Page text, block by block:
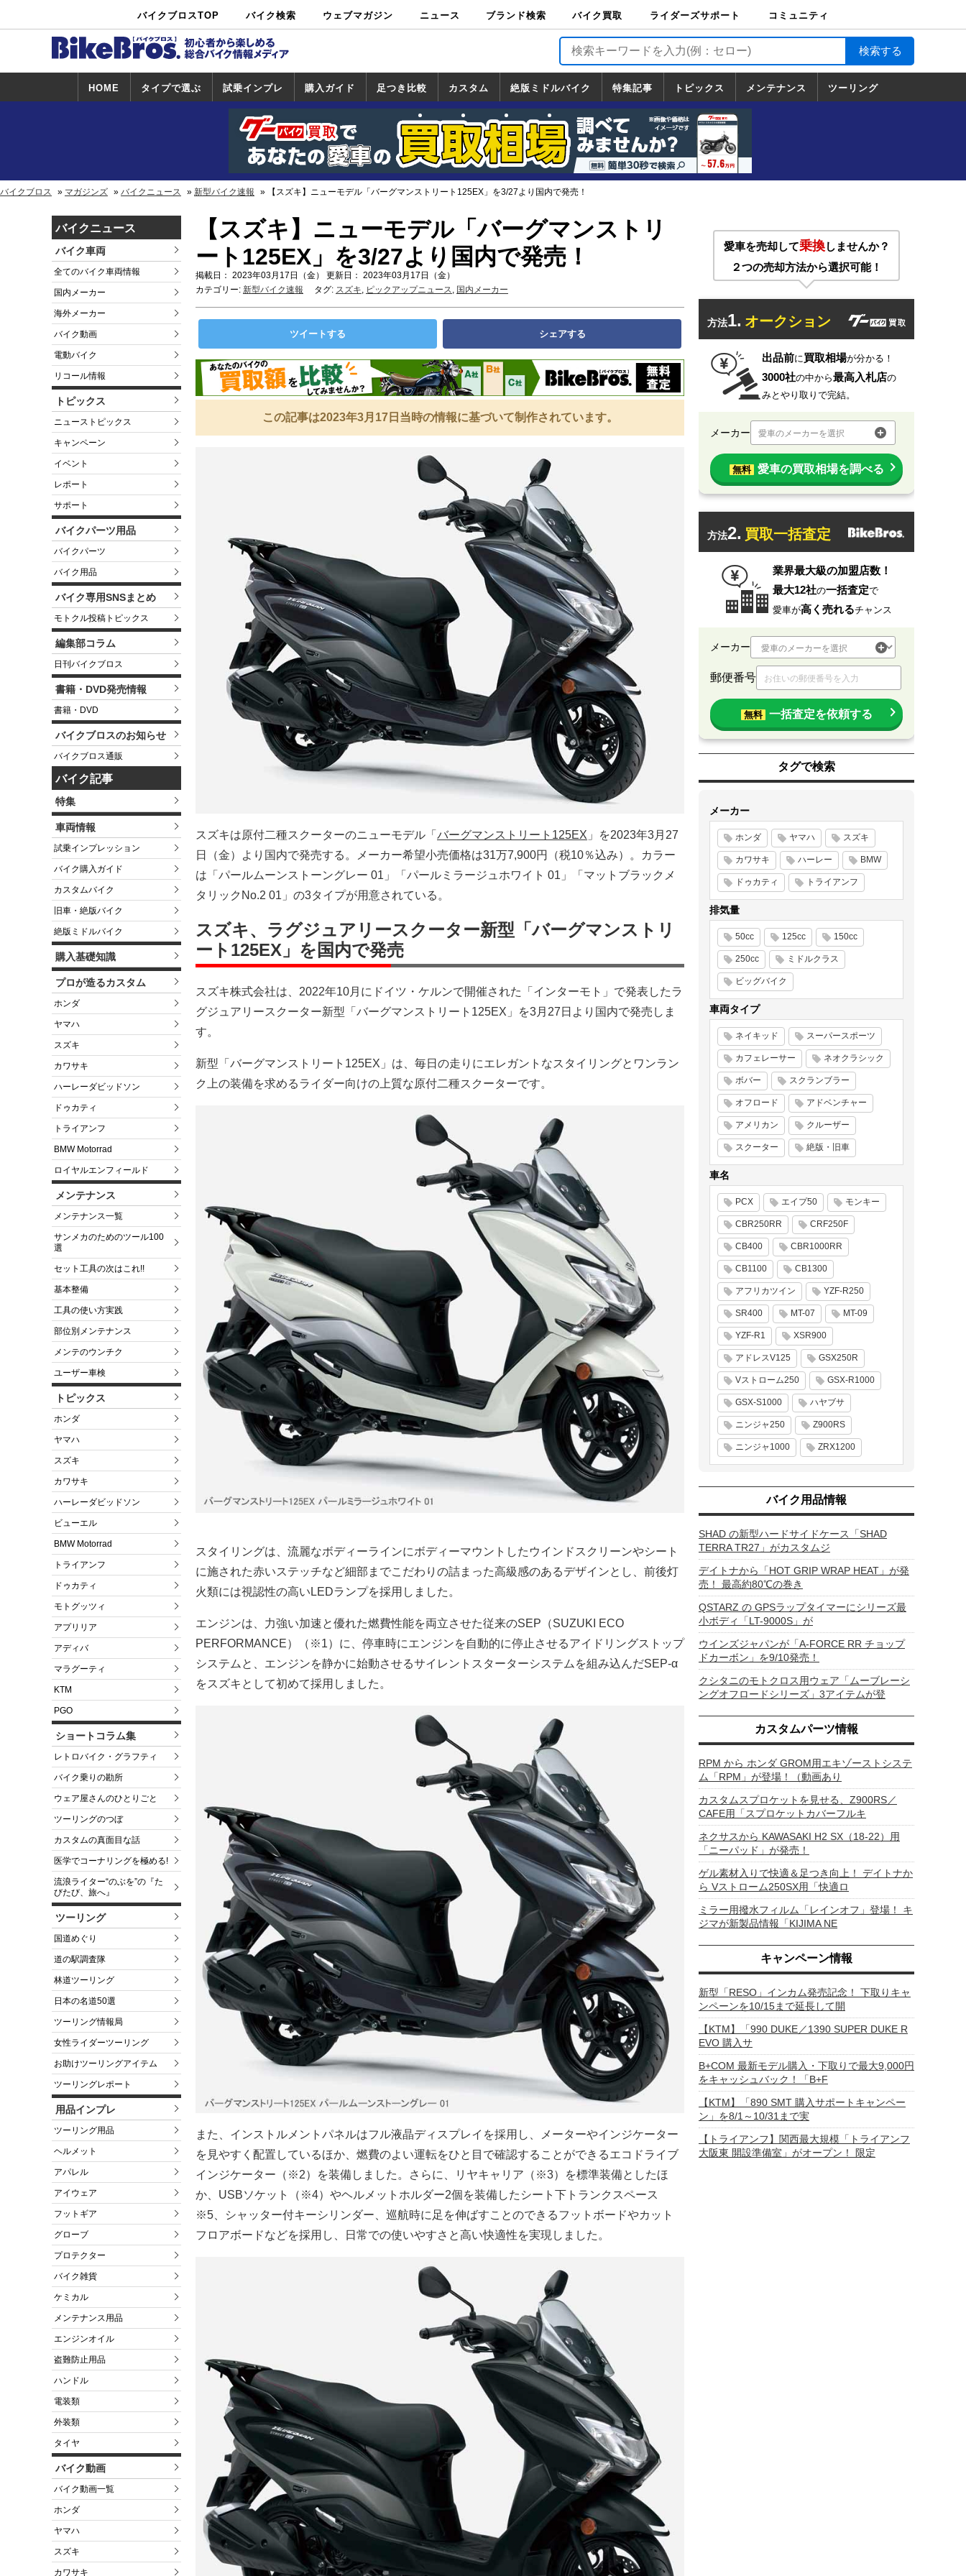
バイクブロスTOP バイク検索
中古バイ
ク・新車検
カタログ検
索
ショップ検
索
ウェブマガジン ニュース ブランド検索 バイク買取
バイク買取
ライダーズサポート
ライダーズサポート
TOP
バイク輸送
バイクガレージライ
フ
バイク車両保険
ロードサービス
バイク試乗
コミュニティ
HOME タイプで選ぶ 試乗インプレ
試乗インプレ
一覧
ホンダ
ヤマハ
スズキ
カワサキ
ハーレー
BMW
トライアンフ
ドゥカティ
購入ガイド
一覧
足つき比較 カスタム
カスタム
一覧
ホンダ
ヤマハ
スズキ
カワサキ
絶版ミドルバイク
絶版ミドルバイク
一覧
ホンダ
ヤマハ
スズキ
カワサキ
特集記事 トピックス
トピックス
一覧
ホンダ
ヤマハ
スズキ
カワサキ
ハーレーダ
ビッドソン
BMW
ドゥカティ
トライアン
フ
メンテナンス ツーリング
道の駅調査隊
ツーリング情報局
日本の道50選
国道めぐり
林道ツーリング
バイクブロス マガジンズ バイクニュース 新型バイク速報 【スズキ】ニューモデル「バーグマンストリート125EX」を3/27より国内で発売！
バイクニュース
バイク車両
全てのバイク車両情報
国内メーカー
海外メーカー
バイク動画
電動バイク
リコール情報
トピックス
ニューストピックス
キャンペーン
イベント
レポート
サポート
バイクパーツ用品
バイクパーツ
バイク用品
バイク専用SNSまとめ
モトクル投稿トピックス
編集部コラム
日刊バイクブロス
書籍・DVD発売情報
書籍・DVD
バイクブロスのお知らせ
バイクブロス通販
バイク記事
特集
車両情報
試乗インプレッション
バイク購入ガイド
カスタムバイク
旧車・絶版バイク
絶版ミドルバイク
購入基礎知識
プロが造るカスタム
ホンダ
ヤマハ
スズキ
カワサキ
ハーレーダビッドソン
ドゥカティ
トライアンフ
BMW Motorrad
ロイヤルエンフィールド
メンテナンス
メンテナンス一覧
サンメカのためのツール100
選
セット工具の次はこれ!!
基本整備
工具の使い方実践
部位別メンテナンス
メンテのウンチク
ユーザー車検
トピックス
ホンダ
ヤマハ
スズキ
カワサキ
ハーレーダビッドソン
ビューエル
BMW Motorrad
トライアンフ
ドゥカティ
モトグッツィ
アプリリア
アディバ
マラグーティ
KTM
PGO
ショートコラム集
レトロバイク・グラフティ
バイク乗りの勘所
ウェア屋さんのひとりごと
ツーリングのつぼ
カスタムの真面目な話
医学でコーナリングを極める!
流浪ライター“のぶを”の『た
びたび、旅へ』
ツーリング
国道めぐり
道の駅調査隊
林道ツーリング
日本の名道50選
ツーリング情報局
女性ライダーツーリング
お助けツーリングアイテム
ツーリングレポート
用品インプレ
ツーリング用品
ヘルメット
アパレル
アイウェア
フットギア
グローブ
プロテクター
バイク雑貨
ケミカル
メンテナンス用品
エンジンオイル
盗難防止用品
ハンドル
電装類
外装類
タイヤ
バイク動画
バイク動画一覧
ホンダ
ヤマハ
スズキ
カワサキ
【スズキ】ニューモデル「バーグマンストリ
ート125EX」を3/27より国内で発売！
掲載日： 2023年03月17日（金） 更新日： 2023年03月17日（金）
カテゴリー: 新型バイク速報 タグ: スズキ, ピックアップニュース, 国内メーカー
ツイートする シェアする
この記事は2023年3月17日当時の情報に基づいて制作されています。
スズキは原付二種スクーターのニューモデル「 バーグマンストリート125EX 」を2023年3月27
日（金）より国内で発売する。メーカー希望小売価格は31万7,900円（税10％込み）。カラー
は「パールムーンストーングレー 01」「パールミラージュホワイト 01」「マットブラックメ
タリックNo.2 01」の3タイプが用意されている。
スズキ、ラグジュアリースクーター新型「バーグマンストリ
ート125EX」を国内で発売
スズキ株式会社は、2022年10月にドイツ・ケルンで開催された「インターモト」で発表したラ
グジュアリースクーター新型「バーグマンストリート125EX」を3月27日より国内で発売しま
す。
新型「バーグマンストリート125EX」は、毎日の走りにエレガントなスタイリングとワンラン
ク上の装備を求めるライダー向けの上質な原付二種スクーターです。
スタイリングは、流麗なボディーラインにボディーマウントしたウインドスクリーンやシート
に施された赤いステッチなど細部までこだわりの詰まった高級感のあるデザインとし、前後灯
火類には視認性の高いLEDランプを採用しました。
エンジンは、力強い加速と優れた燃費性能を両立させた従来のSEP（SUZUKI ECO
PERFORMANCE）（※1）に、停車時にエンジンを自動的に停止させるアイドリングストップ
システムと、エンジンを静かに始動させるサイレントスターターシステムを組み込んだSEP-α
をスズキとして初めて採用しました。
また、インストルメントパネルはフル液晶ディスプレイを採用し、メーターやインジケーター
を見やすく配置しているほか、燃費のよい運転をひと目で確認することができるエコドライブ
インジケーター（※2）を装備しました。さらに、リヤキャリア（※3）を標準装備としたほ
か、USBソケット（※4）やヘルメットホルダー2個を装備したシート下トランクスペース
※5、シャッター付キーシリンダー、巡航時に足を伸ばすことのできるフットボードやカット
フロアボードなどを採用し、日常での使いやすさと高い快適性を実現しました。
愛車を売却して乗換しませんか？
２つの売却方法から選択可能！
方法1. オークション
出品前に買取相場が分かる！
3000社の中から最高入札店の
みとやり取りで完結。
メーカー 愛車のメーカーを選択
無料 愛車の買取相場を調べる
方法2. 買取一括査定
業界最大級の加盟店数！
最大12社の一括査定で
愛車が高く売れるチャンス
メーカー
郵便番号
無料 一括査定を依頼する
タグで検索
メーカー
ホンダ ヤマハ スズキ
カワサキ ハーレー BMW
ドゥカティ トライアンフ
排気量
50cc 125cc 150cc
250cc ミドルクラス
ビッグバイク
車両タイプ
ネイキッド スーパースポーツ
カフェレーサー ネオクラシック
ボバー スクランブラー
オフロード アドベンチャー
アメリカン クルーザー
スクーター 絶版・旧車
車名
PCX エイプ50 モンキー
CBR250RR CRF250F
CB400 CBR1000RR
CB1100 CB1300
アフリカツイン YZF-R250
SR400 MT-07 MT-09
YZF-R1 XSR900
アドレスV125 GSX250R
Vストローム250 GSX-R1000
GSX-S1000 ハヤブサ
ニンジャ250 Z900RS
ニンジャ1000 ZRX1200
バイク用品情報
SHAD の新型ハードサイドケース「SHAD
TERRA TR27」がカスタムジ
デイトナから「HOT GRIP WRAP HEAT」が発
売！ 最高約80℃の巻き
QSTARZ の GPSラップタイマーにシリーズ最
小ボディ「LT-9000S」が
ウインズジャパンが「A-FORCE RR チョップ
ドカーボン」を9/10発売！
クシタニのモトクロス用ウェア「ムーブレーシ
ングオフロードシリーズ」3アイテムが登
カスタムパーツ情報
RPM から ホンダ GROM用エキゾーストシステ
ム「RPM」が登場！（動画あり
カスタムスプロケットを見せる、Z900RS／
CAFE用「スプロケットカバーフルキ
ネクサスから KAWASAKI H2 SX（18-22）用
「ニーパッド」が発売！
ゲル素材入りで快適＆足つき向上！ デイトナか
ら Vストローム250SX用「快適ロ
ミラー用撥水フィルム「レインオフ」登場！ キ
ジマが新製品情報「KIJIMA NE
キャンペーン情報
新型「RESO」インカム発売記念！ 下取りキャ
ンペーンを10/15まで延長して開
【KTM】「990 DUKE／1390 SUPER DUKE R
EVO 購入サ
B+COM 最新モデル購入・下取りで最大9,000円
をキャッシュバック！「B+F
【KTM】「890 SMT 購入サポートキャンペー
ン」を8/1～10/31まで実
【トライアンフ】関西最大規模「トライアンフ
大阪東 開設準備室」がオープン！ 限定